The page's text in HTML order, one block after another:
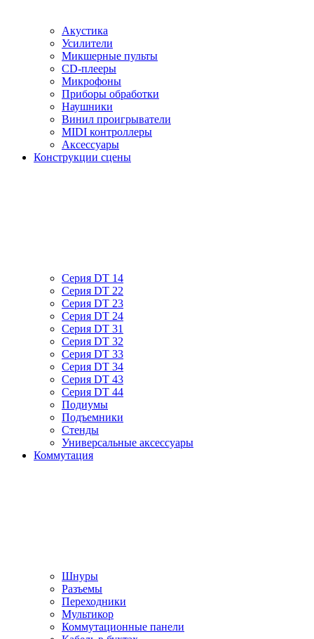
Акустика
Усилители
Микшерные пульты
CD-плееры
Микрофоны
Приборы обработки
Наушники
Винил проигрыватели
MIDI контроллеры
Аксессуары
Конструкции сцены
Серия DT 14
Серия DT 22
Серия DT 23
Серия DT 24
Серия DT 31
Серия DT 32
Серия DT 33
Серия DT 34
Серия DT 43
Серия DT 44
Подиумы
Подъемники
Стенды
Универсальные аксессуары
Коммутация
Шнуры
Разъемы
Переходники
Мультикор
Коммутационные панели